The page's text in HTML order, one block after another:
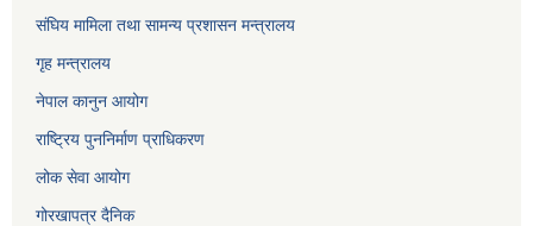
संघिय मामिला तथा सामन्य प्रशासन मन्त्रालय
गृह मन्त्रालय
नेपाल कानुन आयोग
राष्ट्रिय पुननिर्माण प्राधिकरण
लोक सेवा आयोग
गोरखापत्र दैनिक